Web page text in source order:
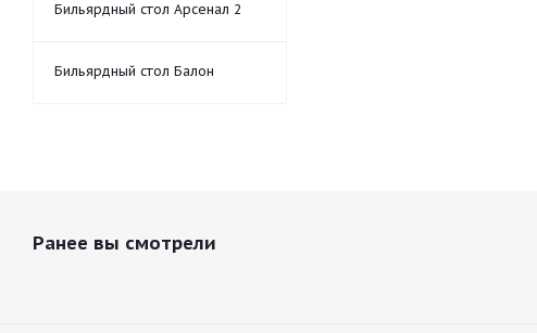
Бильярдный стол Арсенал 2
Бильярдный стол Балон
Ранее вы смотрели